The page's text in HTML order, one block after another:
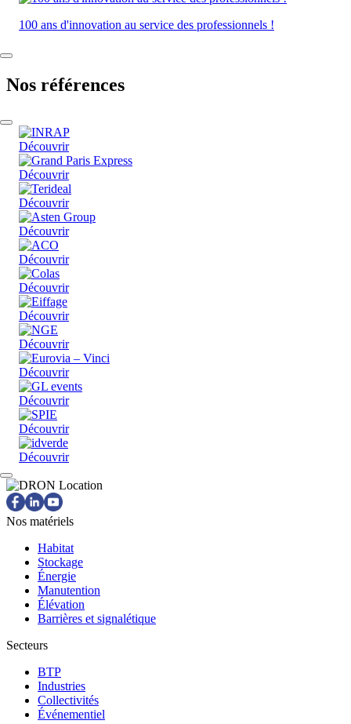
100 ans d'innovation au service des professionnels !
Nos références
Découvrir
Découvrir
Découvrir
Découvrir
Découvrir
Découvrir
Découvrir
Découvrir
Découvrir
Découvrir
Découvrir
Découvrir
Nos matériels
Habitat
Stockage
Énergie
Manutention
Élévation
Barrières et signalétique
Secteurs
BTP
Industries
Collectivités
Événementiel